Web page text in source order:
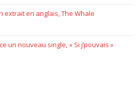
extrait en anglais, The Whale
un nouveau single, « Si j’pouvais »